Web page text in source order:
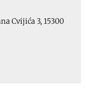
Cvijića 3, 15300